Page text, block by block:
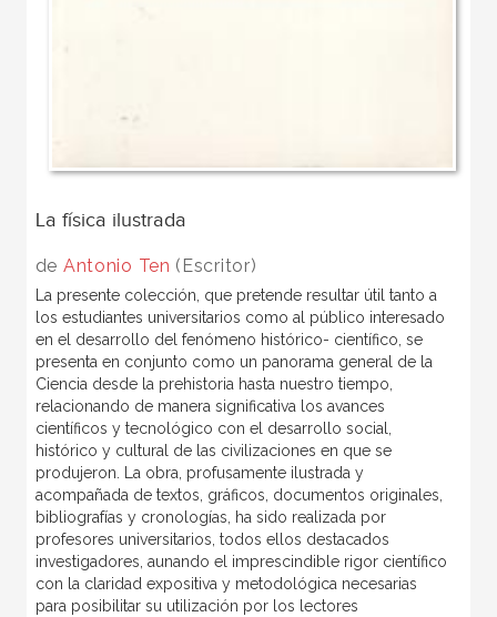
La física ilustrada
de Antonio Ten (Escritor)
La presente colección, que pretende resultar útil tanto a
los estudiantes universitarios como al público interesado
en el desarrollo del fenómeno histórico- científico, se
presenta en conjunto como un panorama general de la
Ciencia desde la prehistoria hasta nuestro tiempo,
relacionando de manera significativa los avances
científicos y tecnológico con el desarrollo social,
histórico y cultural de las civilizaciones en que se
produjeron. La obra, profusamente ilustrada y
acompañada de textos, gráficos, documentos originales,
bibliografías y cronologías, ha sido realizada por
profesores universitarios, todos ellos destacados
investigadores, aunando el imprescindible rigor científico
con la claridad expositiva y metodológica necesarias
para posibilitar su utilización por los lectores